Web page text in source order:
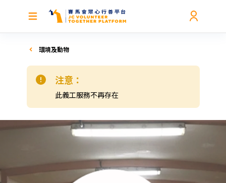
環境及動物
注意：
此義工服務不再存在